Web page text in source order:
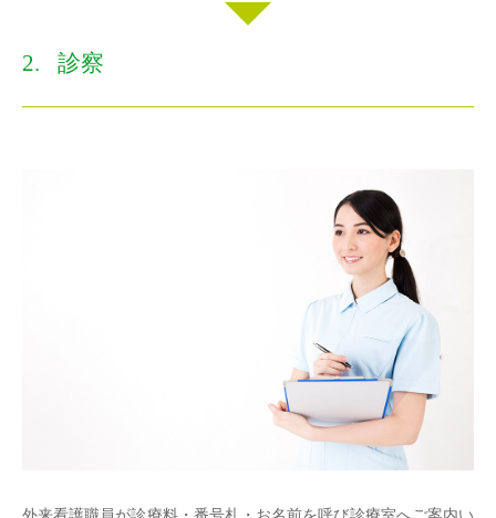
診察
外来看護職員が診療料・番号札・お名前を呼び診療室へご案内い